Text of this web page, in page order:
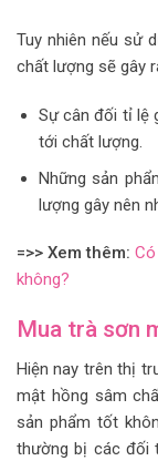
Tuy nhiên nếu sử
chất lượng sẽ gây
Sự cân đối tỉ lệ
tới chất lượng.
Những sản
lượng gây nên
=>> Xem thêm:
không?
Mua trà sơn
Hiện nay trên thị
mật hồng sâm
sản phẩm tốt
thường bị các đối